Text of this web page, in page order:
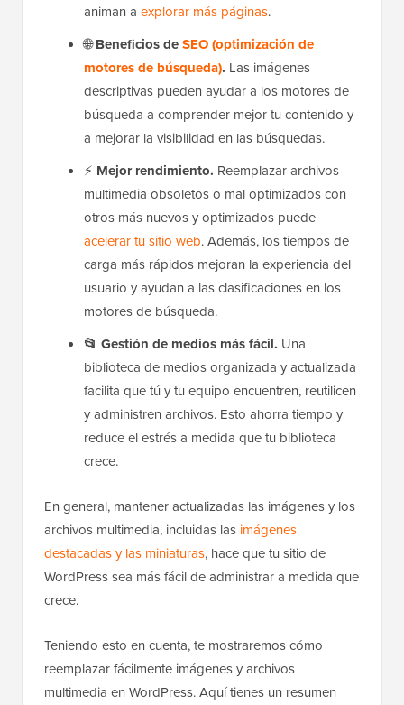
animan a explorar más páginas.
🌐Beneficios deSEO (optimización de
motores de búsqueda). Las imágenes
descriptivas pueden ayudar a los motores de
búsqueda a comprender mejor tu contenido y
a mejorar la visibilidad en las búsquedas.
⚡ Mejor rendimiento. Reemplazar archivos
multimedia obsoletos o mal optimizados con
otros más nuevos y optimizados puede
acelerar tu sitio web. Además, los tiempos de
carga más rápidos mejoran la experiencia del
usuario y ayudan a las clasificaciones en los
motores de búsqueda.
📂 Gestión de medios más fácil. Una
biblioteca de medios organizada y actualizada
facilita que tú y tu equipo encuentren, reutilicen
y administren archivos. Esto ahorra tiempo y
reduce el estrés a medida que tu biblioteca
crece.
En general, mantener actualizadas las imágenes y los
archivos multimedia, incluidas las imágenes
destacadas y las miniaturas, hace que tu sitio de
WordPress sea más fácil de administrar a medida que
crece.
Teniendo esto en cuenta, te mostraremos cómo
reemplazar fácilmente imágenes y archivos
multimedia en WordPress. Aquí tienes un resumen